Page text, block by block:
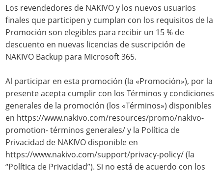
Los revendedores de NAKIVO y los nuevos usuarios
finales que participen y cumplan con los requisitos de la
Promoción son elegibles para recibir un 15 % de
descuento en nuevas licencias de suscripción de
NAKIVO Backup para Microsoft 365.
Al participar en esta promoción (la «Promoción»), por la
presente acepta cumplir con los Términos y condiciones
generales de la promoción (los «Términos») disponibles
en https://www.nakivo.com/resources/promo/nakivo-
promotion- términos generales/ y la Política de
Privacidad de NAKIVO disponible en
https://www.nakivo.com/support/privacy-policy/ (la
“Política de Privacidad”). Si no está de acuerdo con los